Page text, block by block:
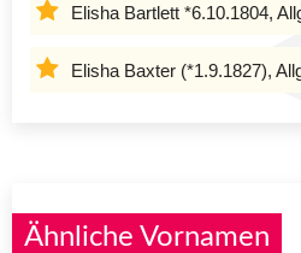
Elisha Bartlett *6.10.1804,
Elisha Baxter (*1.9.1827),
Ähnliche Vornamen